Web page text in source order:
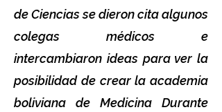
de Ciencias se dieron cita algunos
colegas médicos e
intercambiaron ideas para ver la
posibilidad de crear la academia
boliviana de Medicina Durante